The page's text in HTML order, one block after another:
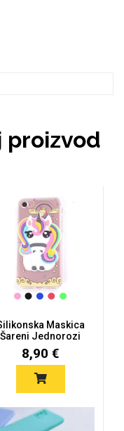
proizvod
Maskica
Šareni Jednorozi
Galaxy S7...
8,90 €
motivi
motivi